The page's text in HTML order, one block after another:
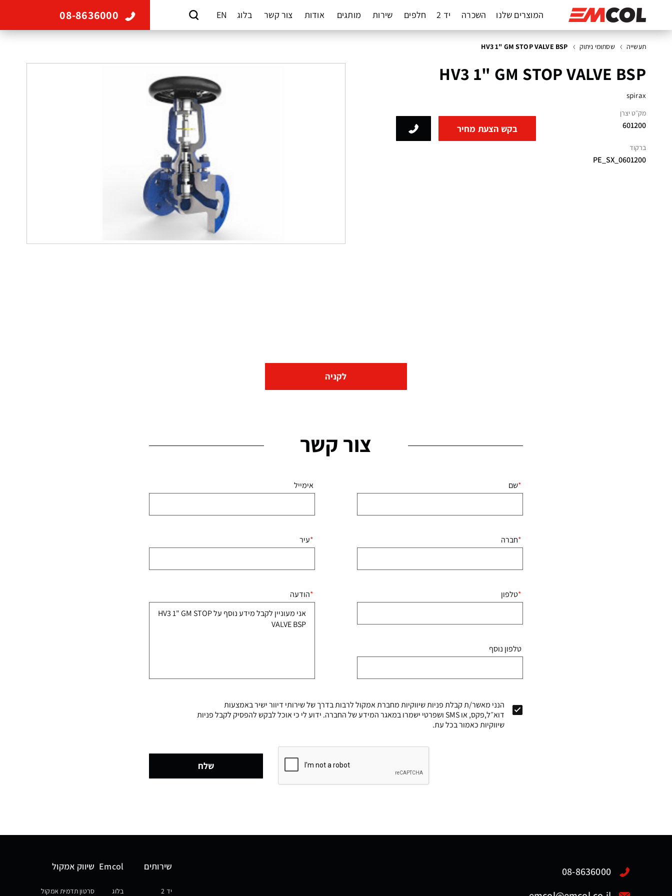
המוצרים שלנו השכרה יד 2 חלפים שירות מותגים אודות צור קשר בלוג EN
08-8636000
תעשייה שסתומי ניתוק HV3 1" GM STOP VALVE BSP
HV3 1" GM STOP VALVE BSP
spirax
מק״ט יצרן
601200
ברקוד
PE_SX_0601200
בקש הצעת מחיר
לקניה
צור קשר
שם
חברה
טלפון
טלפון נוסף
אימייל
עיר
הודעה
הנני מאשר/ת קבלת פניות שיווקיות מחברת אמקול לרבות בדרך של שירותי דיוור ישיר באמצעות
דוא״ל,פקס, או SMS ושפרטי ישמרו במאגר המידע של החברה. ידוע לי כי אוכל לבקש להפסיק לקבל פניות
שיווקיות כאמור בכל עת.
שלח
שירותים
יד 2
Emcol
בלוג
שיווק אמקול
סרטון תדמית אמקול
08-8636000